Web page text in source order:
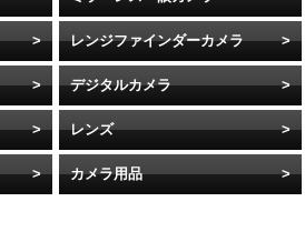
レンジファインダーカメラ
デジタルカメラ
レンズ
カメラ用品